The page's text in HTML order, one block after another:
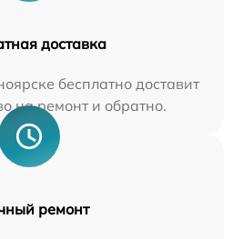
доставка
бесплатно доставит
на ремонт и обратно.
ремонт